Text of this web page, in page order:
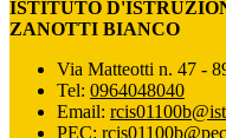
ISTITUTO
ZANOTTI BIANCO
Via Matteotti n. 47 -
Tel: 0964048040
Email:
PEC: